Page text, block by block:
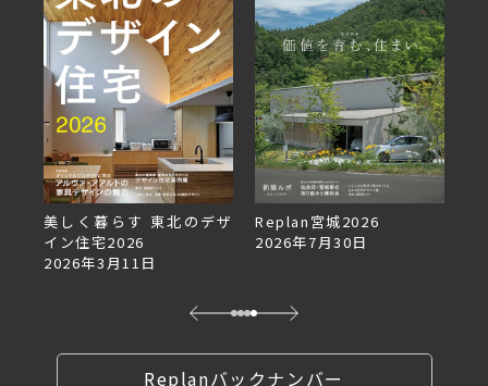
美しく暮らす 東北のデザ
イン住宅2026
2026年3月11日
Replan宮城2026
2026年7月30日
Replanバックナンバー